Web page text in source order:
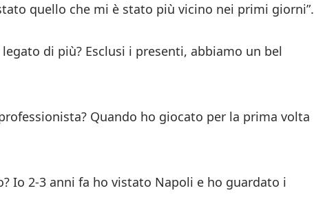
quello che mi è stato più vicino nei primi giorni”.
di più? Esclusi i presenti, abbiamo un bel
Quando ho giocato per la prima volta
Io 2-3 anni fa ho vistato Napoli e ho guardato i